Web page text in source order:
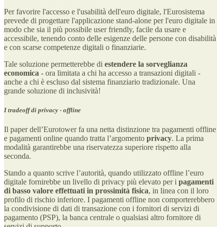
Per favorire l'accesso e l'usabilità dell'euro digitale, l'Eurosistema
prevede di progettare l'applicazione stand-alone per l'euro digitale in
modo che sia il più possibile user friendly, facile da usare e
accessibile, tenendo conto delle esigenze delle persone con disabilità
e con scarse competenze digitali o finanziarie.
Tale soluzione permetterebbe di estendere la sorveglianza
economica - ora limitata a chi ha accesso a transazioni digitali -
anche a chi è escluso dal sistema finanziario tradizionale. Una
grande soluzione di inclusività!
I tradeoff di privacy - offline
Il paper dell’Eurotower fa una netta distinzione tra pagamenti offline
e pagamenti online quando tratta l’argomento privacy. La prima
modalità garantirebbe una riservatezza superiore rispetto alla
seconda.
Stando a quanto scrive l’autorità, quando utilizzato offline l’euro
digitale fornirebbe un livello di privacy più elevato per i pagamenti
di basso valore effettuati in prossimità fisica, in linea con il loro
profilo di rischio inferiore. I pagamenti offline non comporterebbero
la condivisione di dati di transazione con i fornitori di servizi di
pagamento (PSP), la banca centrale o qualsiasi altro fornitore di